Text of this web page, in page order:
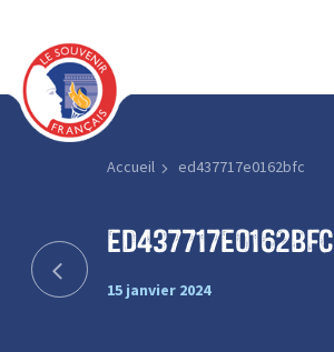
Accueil ed437717e0162bfc
ed437717e0162bfc
15 janvier 2024